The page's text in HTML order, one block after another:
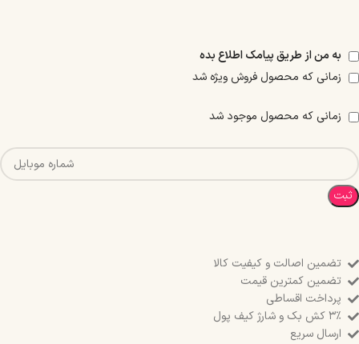
به من از طریق پیامک اطلاع بده
زمانی که محصول فروش ویژه شد
زمانی که محصول موجود شد
ثبت
تضمین اصالت و کیفیت کالا
تضمین کمترین قیمت
پرداخت اقساطی
۳٪ کش بک و شارژ کیف پول
ارسال سریع